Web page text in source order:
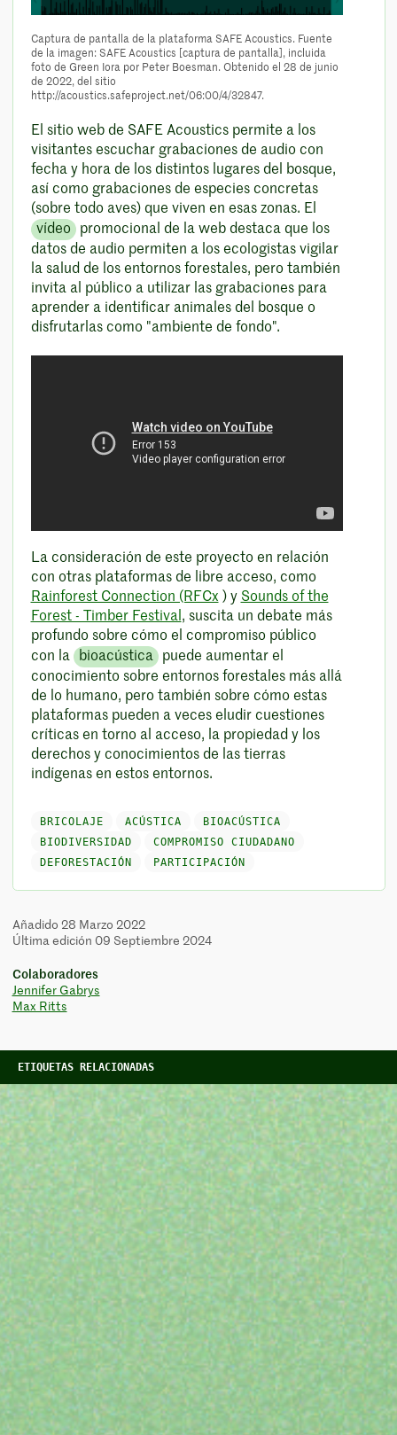
Captura de pantalla de la plataforma SAFE Acoustics. Fuente
de la imagen: SAFE Acoustics [captura de pantalla], incluida
foto de Green Iora por Peter Boesman. Obtenido el 28 de junio
de 2022, del sitio
http://acoustics.safeproject.net/06:00/4/32847.
El sitio web de SAFE Acoustics permite a los
visitantes escuchar grabaciones de audio con
fecha y hora de los distintos lugares del bosque,
así como grabaciones de especies concretas
(sobre todo aves) que viven en esas zonas. El
vídeo promocional de la web destaca que los
datos de audio permiten a los ecologistas vigilar
la salud de los entornos forestales, pero también
invita al público a utilizar las grabaciones para
aprender a identificar animales del bosque o
disfrutarlas como "ambiente de fondo".
La consideración de este proyecto en relación
con otras plataformas de libre acceso, como
Rainforest Connection (RFCx ) y Sounds of the
Forest - Timber Festival, suscita un debate más
profundo sobre cómo el compromiso público
con la
bioacústica puede aumentar el
conocimiento sobre entornos forestales más allá
de lo humano, pero también sobre cómo estas
plataformas pueden a veces eludir cuestiones
críticas en torno al acceso, la propiedad y los
derechos y conocimientos de las tierras
indígenas en estos entornos.
BRICOLAJE ACÚSTICA
BIOACÚSTICA
BIODIVERSIDAD
COMPROMISO CIUDADANO
DEFORESTACIÓN
PARTICIPACIÓN
Añadido 28 Marzo 2022
Última edición 09 Septiembre 2024
Colaboradores
Jennifer Gabrys
Max Ritts
ETIQUETAS RELACIONADAS